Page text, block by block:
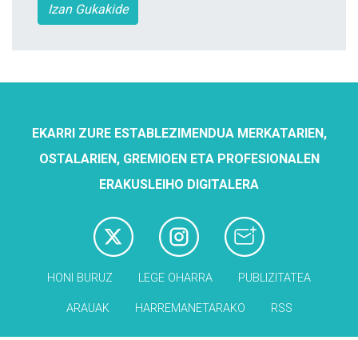
Izan Gukakide
EKARRI ZURE ESTABLEZIMENDUA MERKATARIEN,
OSTALARIEN, GREMIOEN ETA PROFESIONALEN
ERAKUSLEIHO DIGITALERA
HONI BURUZ LEGE OHARRA PUBLIZITATEA
ARAUAK HARREMANETARAKO RSS